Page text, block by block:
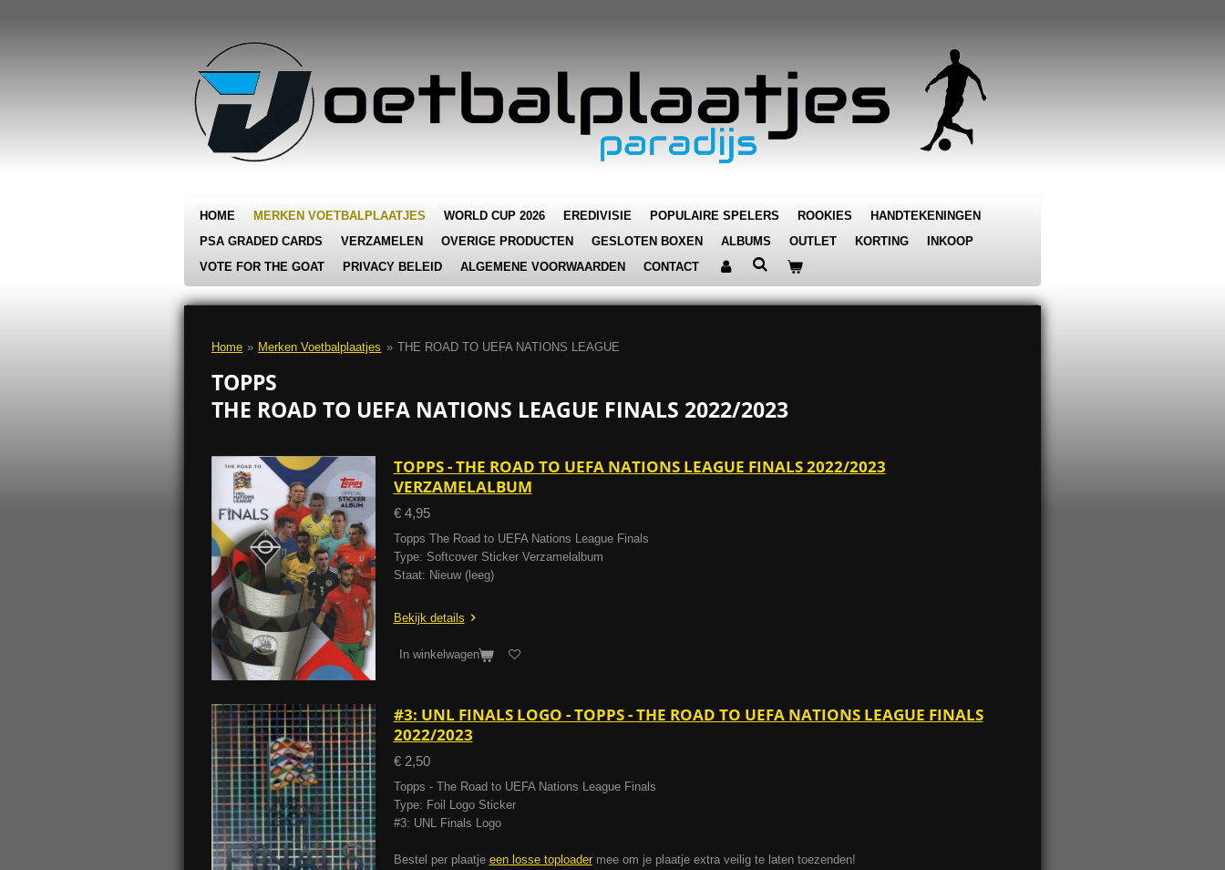
HOME MERKEN VOETBALPLAATJES WORLD CUP 2026 EREDIVISIE POPULAIRE SPELERS ROOKIES
HANDTEKENINGEN
PSA GRADED CARDS
VERZAMELEN OVERIGE PRODUCTEN GESLOTEN BOXEN ALBUMS OUTLET KORTING
INKOOP
VOTE FOR THE GOAT
PRIVACY BELEID ALGEMENE VOORWAARDEN CONTACT
Home » Merken Voetbalplaatjes » THE ROAD TO UEFA NATIONS LEAGUE
TOPPS
THE ROAD TO UEFA NATIONS LEAGUE FINALS 2022/2023
TOPPS - THE ROAD TO UEFA NATIONS LEAGUE FINALS 2022/2023
VERZAMELALBUM
€ 4,95
Topps The Road to UEFA Nations League Finals
Type: Softcover Sticker Verzamelalbum
Staat: Nieuw (leeg)
Bekijk details
In winkelwagen
#3: UNL FINALS LOGO - TOPPS - THE ROAD TO UEFA NATIONS LEAGUE FINALS
2022/2023
€ 2,50
Topps - The Road to UEFA Nations League Finals
Type: Foil Logo Sticker
#3: UNL Finals Logo
Bestel per plaatje een losse toploadermee om je plaatje extra veilig te laten toezenden!